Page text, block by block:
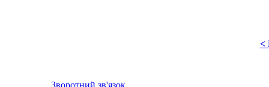
<
Зворотний зв'язок